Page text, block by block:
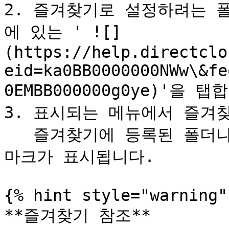
2. 즐겨찾기로 설정하려는
에 있는 ' ![]
(https://
0EMBB000000g0ye)'을 탭
3. 표시되는 메뉴에서 즐겨
마크가 표시됩니다.
{% hint style="warning"
**즐겨찾기 참조**